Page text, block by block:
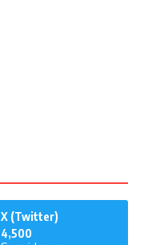
X (Twitter)
4,500